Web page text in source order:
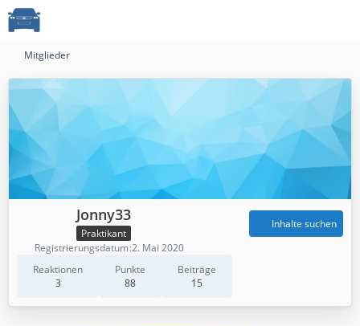
Mitglieder
Jonny33
Praktikant
Reaktionen
3
Punkte
88
Beiträge
15
Inhalte suchen
Registrierungsdatum 2. Mai 2020